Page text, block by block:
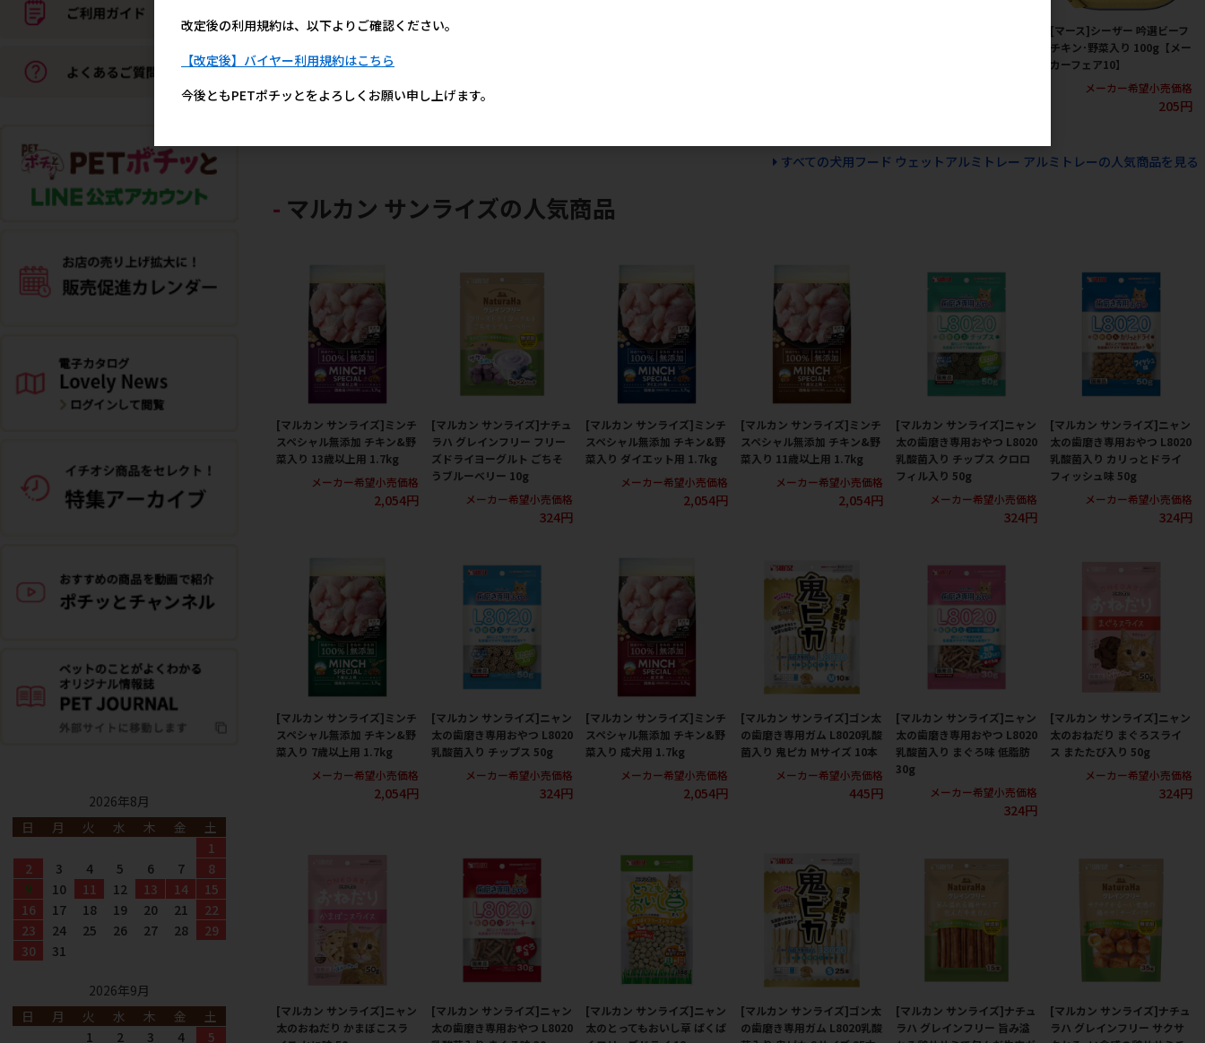
[マース]シーザー おうちレシ
菜&パスタ入り 100g【メー
メーカー希望小売価格
[マース]シーザー 11歳からの
メーカー希望小売価格
[マース]シーザー 吟選ビーフ
チキン･野菜入り 100g【メー
カーフェア10】
メーカー希望小売価格
205円
すべての犬用フード ウェットアルミトレー アルミトレーの人気商品を見る
マルカン サンライズの人気商品
[マルカン サンライズ]ミンチ
スペシャル無添加 チキン&野
菜入り 13歳以上用 1.7kg
メーカー希望小売価格
2,054円
[マルカン サンライズ]ナチュ
ラハ グレインフリー フリー
ズドライヨーグルト ごちそ
うブルーベリー 10g
メーカー希望小売価格
324円
[マルカン サンライズ]ミンチ
スペシャル無添加 チキン&野
菜入り ダイエット用 1.7kg
メーカー希望小売価格
2,054円
[マルカン サンライズ]ミンチ
スペシャル無添加 チキン&野
菜入り 11歳以上用 1.7kg
メーカー希望小売価格
2,054円
[マルカン サンライズ]ニャン
太の歯磨き専用おやつ L8020
乳酸菌入り チップス クロロ
フィル入り 50g
メーカー希望小売価格
324円
[マルカン サンライズ]ニャン
太の歯磨き専用おやつ L8020
乳酸菌入り カリっとドライ
フィッシュ味 50g
メーカー希望小売価格
324円
[マルカン サンライズ]ミンチ
スペシャル無添加 チキン&野
菜入り 7歳以上用 1.7kg
メーカー希望小売価格
2,054円
[マルカン サンライズ]ニャン
太の歯磨き専用おやつ L8020
乳酸菌入り チップス 50g
メーカー希望小売価格
324円
[マルカン サンライズ]ミンチ
スペシャル無添加 チキン&野
菜入り 成犬用 1.7kg
メーカー希望小売価格
2,054円
[マルカン サンライズ]ゴン太
の歯磨き専用ガム L8020乳酸
菌入り 鬼ピカ Mサイズ 10本
メーカー希望小売価格
445円
[マルカン サンライズ]ニャン
太の歯磨き専用おやつ L8020
乳酸菌入り まぐろ味 低脂肪
30g
メーカー希望小売価格
324円
[マルカン サンライズ]ニャン
太のおねだり まぐろスライ
ス またたび入り 50g
メーカー希望小売価格
324円
[マルカン サンライズ]ニャン
太のおねだり かまぼこスラ
[マルカン サンライズ]ニャン
太の歯磨き専用おやつ L8020
[マルカン サンライズ]ニャン
太のとってもおいし草 ぱくぱ
[マルカン サンライズ]ゴン太
の歯磨き専用ガム L8020乳酸
[マルカン サンライズ]ナチュ
ラハ グレインフリー 旨み溢
[マルカン サンライズ]ナチュ
ラハ グレインフリー サクサ
2026年8月
日
月 火 水 木 金
土
1
2
3 4 5 6 7
8
9
10 11 12 13 14
15
16
17 18 19 20 21
22
23
24 25 26 27 28
29
30
31
2026年9月
日
月 火 水 木 金
土
1
2 3 4 5
改定後の利用規約は、以下よりご確認ください。
【改定後】バイヤー利用規約はこちら
今後ともPETポチッとをよろしくお願い申し上げます。